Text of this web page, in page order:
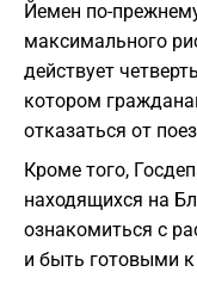
Йемен по-
максимального
действует
котором
отказаться от
Кроме того,
находящихся на
ознакомиться с
и быть готовыми